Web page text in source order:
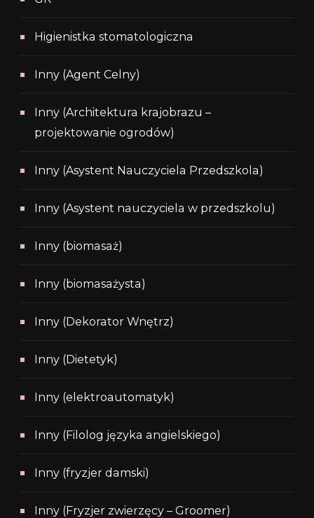
Higienistka stomatologiczna
Inny (Agent Celny)
Inny (Architektura krajobrazu –
projektowanie ogrodów)
Inny (Asystent Nauczyciela Przedszkola)
Inny (Asystent nauczyciela w przedszkolu)
Inny (biomasaż)
Inny (biomasażysta)
Inny (Dekorator Wnętrz)
Inny (Dietetyk)
Inny (elektroautomatyk)
Inny (Filolog języka angielskiego)
Inny (fryzjer damski)
Inny (Fryzjer zwierzęcy – Groomer)